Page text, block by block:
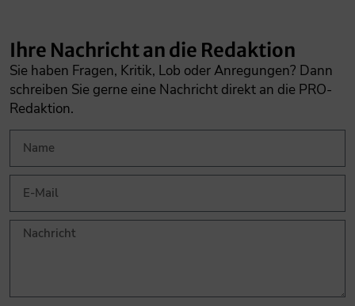
Ihre Nachricht an die Redaktion
Sie haben Fragen, Kritik, Lob oder Anregungen? Dann
schreiben Sie gerne eine Nachricht direkt an die PRO-
Redaktion.